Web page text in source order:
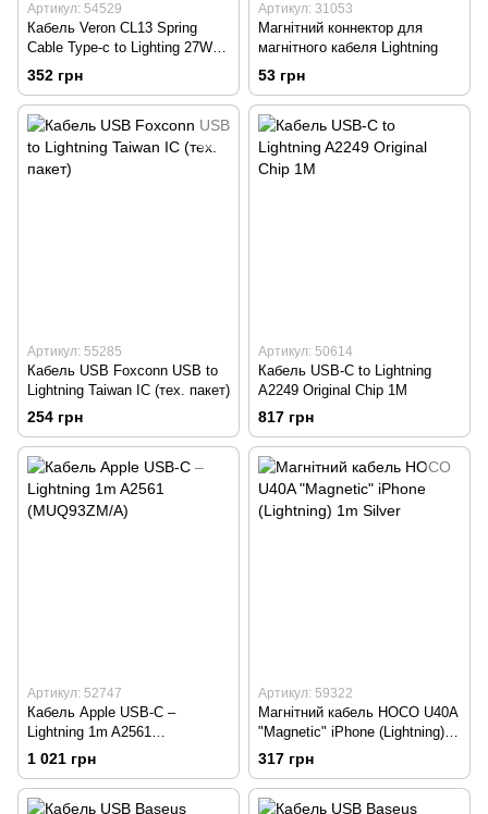
Артикул: 54529
Кабель Veron CL13 Spring
Cable Type-c to Lighting 27W
1,8 Silver
352 грн
Артикул: 31053
Магнітний коннектор для
магнітного кабеля Lightning
53 грн
Артикул: 55285
Кабель USB Foxconn USB to
Lightning Taiwan IC (тех. пакет)
254 грн
Артикул: 50614
Кабель USB-C to Lightning
A2249 Original Chip 1М
817 грн
Артикул: 52747
Кабель Apple USB-C –
Lightning 1m A2561
(MUQ93ZM/A)
1 021 грн
Артикул: 59322
Магнітний кабель HOCO U40A
"Magnetic" iPhone (Lightning)
1m Silver
317 грн